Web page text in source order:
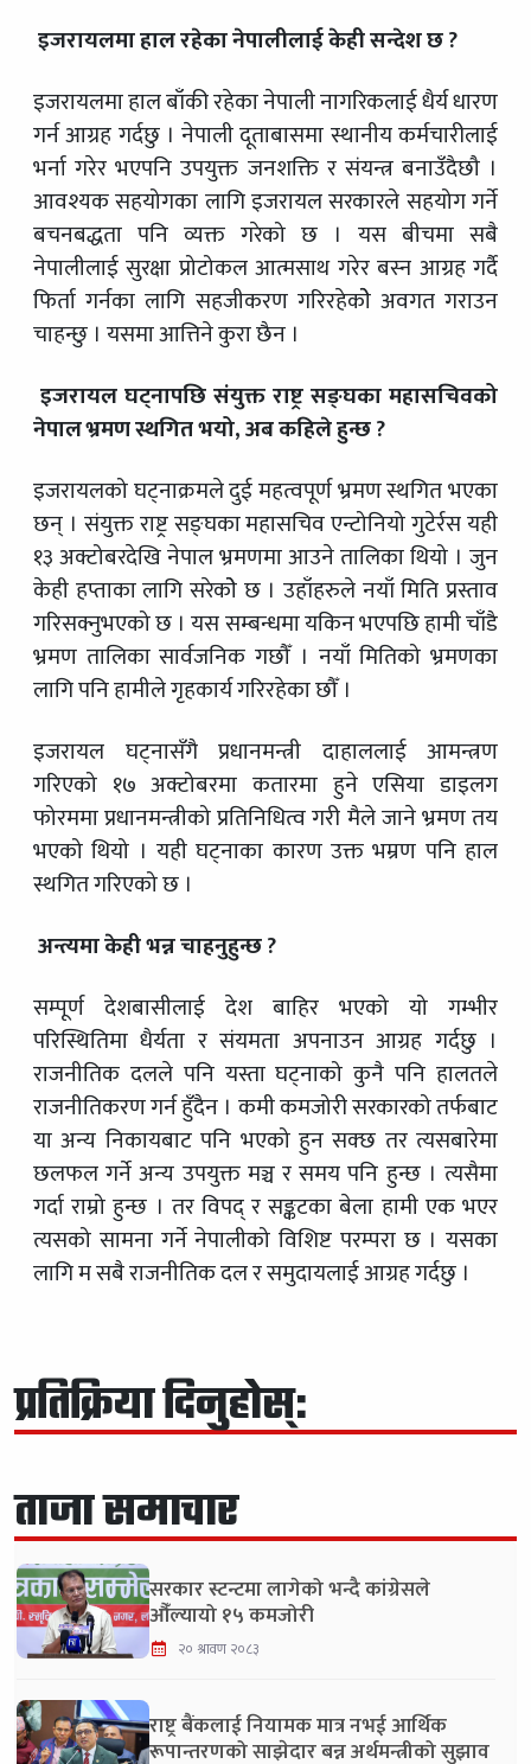
इजरायलमा हाल रहेका नेपालीलाई केही सन्देश छ ?
इजरायलमा हाल बाँकी रहेका नेपाली नागरिकलाई धैर्य धारण
गर्न आग्रह गर्दछु । नेपाली दूताबासमा स्थानीय कर्मचारीलाई
भर्ना गरेर भएपनि उपयुक्त जनशक्ति र संयन्त्र बनाउँदैछौ ।
आवश्यक सहयोगका लागि इजरायल सरकारले सहयोग गर्ने
बचनबद्धता पनि व्यक्त गरेको छ । यस बीचमा सबै
नेपालीलाई सुरक्षा प्रोटोकल आत्मसाथ गरेर बस्न आग्रह गर्दै
फिर्ता गर्नका लागि सहजीकरण गरिरहेकोे अवगत गराउन
चाहन्छु । यसमा आत्तिने कुरा छैन ।
इजरायल घट्नापछि संयुक्त राष्ट्र सङ्घका महासचिवको
नेपाल भ्रमण स्थगित भयो, अब कहिले हुन्छ ?
इजरायलको घट्नाक्रमले दुई महत्वपूर्ण भ्रमण स्थगित भएका
छन् । संयुक्त राष्ट्र सङ्घका महासचिव एन्टोनियो गुटेर्रस यही
१३ अक्टोबरदेखि नेपाल भ्रमणमा आउने तालिका थियो । जुन
केही हप्ताका लागि सरेकोे छ । उहाँहरुले नयाँ मिति प्रस्ताव
गरिसक्नुभएको छ । यस सम्बन्धमा यकिन भएपछि हामी चाँडै
भ्रमण तालिका सार्वजनिक गछौँ । नयाँ मितिको भ्रमणका
लागि पनि हामीले गृहकार्य गरिरहेका छौँ ।
इजरायल घट्नासँगै प्रधानमन्त्री दाहाललाई आमन्त्रण
गरिएको १७ अक्टोबरमा कतारमा हुने एसिया डाइलग
फोरममा प्रधानमन्त्रीको प्रतिनिधित्व गरी मैले जाने भ्रमण तय
भएको थियो । यही घट्नाका कारण उक्त भम्रण पनि हाल
स्थगित गरिएको छ ।
अन्त्यमा केही भन्न चाहनुहुन्छ ?
सम्पूर्ण देशबासीलाई देश बाहिर भएको यो गम्भीर
परिस्थितिमा धैर्यता र संयमता अपनाउन आग्रह गर्दछु ।
राजनीतिक दलले पनि यस्ता घट्नाको कुनै पनि हालतले
राजनीतिकरण गर्न हुँदैन । कमी कमजोरी सरकारको तर्फबाट
या अन्य निकायबाट पनि भएको हुन सक्छ तर त्यसबारेमा
छलफल गर्ने अन्य उपयुक्त मञ्च र समय पनि हुन्छ । त्यसैमा
गर्दा राम्रो हुन्छ । तर विपद् र सङ्कटका बेला हामी एक भएर
त्यसको सामना गर्ने नेपालीको विशिष्ट परम्परा छ । यसका
लागि म सबै राजनीतिक दल र समुदायलाई आग्रह गर्दछु ।
प्रतिक्रिया दिनुहोस्:
ताजा समाचार
सरकार स्टन्टमा लागेको भन्दै कांग्रेसले
औँल्यायो १५ कमजोरी
२० श्रावण २०८३
राष्ट्र बैंकलाई नियामक मात्र नभई आर्थिक
रूपान्तरणको साझेदार बन्न अर्थमन्त्रीको सुझाव